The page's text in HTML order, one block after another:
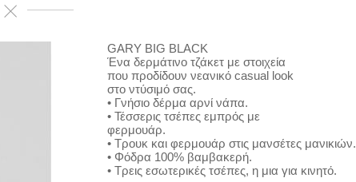
GARY BIG BLACK
Ένα δερμάτινο τζάκετ με στοιχεία
που προδίδουν νεανικό casual look
στο ντύσιμό σας.
• Γνήσιο δέρμα αρνί νάπα.
• Τέσσερις τσέπες εμπρός με
φερμουάρ.
• Τρουκ και φερμουάρ στις μανσέτες μανικιών.
• Φόδρα 100% βαμβακερή.
• Τρεις εσωτερικές τσέπες, η μια για κινητό.